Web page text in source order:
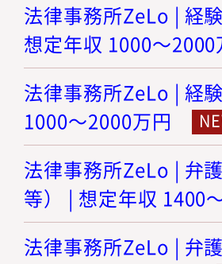
法律事務所ZeLo | 経
想定年収 1000～2000
法律事務所ZeLo | 経
1000～2000万円
法律事務所ZeLo | 弁
等） | 想定年収 1400
法律事務所ZeLo | 弁